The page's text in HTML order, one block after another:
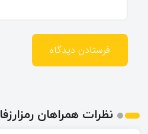
نظرات همراهان رمزارزفا